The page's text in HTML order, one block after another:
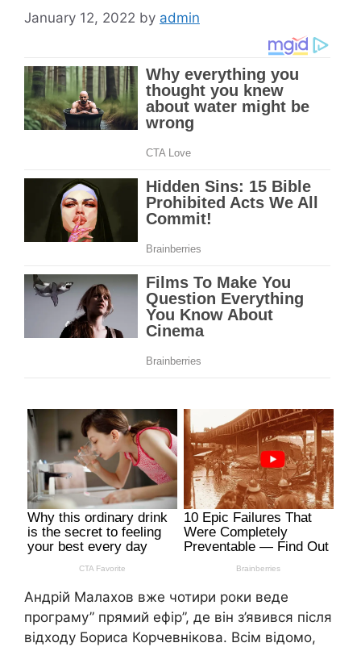
January 12, 2022 by admin
Андрій Малахов вже чотири роки веде
програму” прямий ефір”, де він з’явився після
відходу Бориса Корчевнікова. Всім відомо,